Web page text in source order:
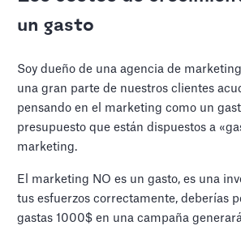
un gasto
Soy dueño de una agencia de
una gran parte de nuestros clientes
pensando en el marketing como un
presupuesto que están dispuestos a
marketing.
El marketing NO es un gasto, es una
tus esfuerzos correctamente, deberías
gastas 1000$ en una campaña